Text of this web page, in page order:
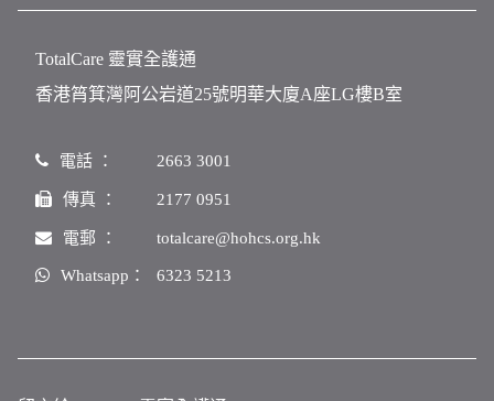
TotalCare 靈實全護通
香港筲箕灣阿公岩道25號明華大廈A座LG樓B室
電話 ： 2663 3001
傳真 ： 2177 0951
電郵 ： totalcare@hohcs.org.hk
Whatsapp： 6323 5213